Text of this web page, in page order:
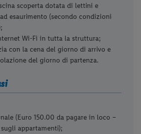
scoperta dotata di lettini e
esaurimento (secondo condizioni
Wi-Fi in tutta la struttura;
con la cena del giorno di arrivo e
del giorno di partenza.
(Euro 150.00 da pagare in loco –
appartamenti);